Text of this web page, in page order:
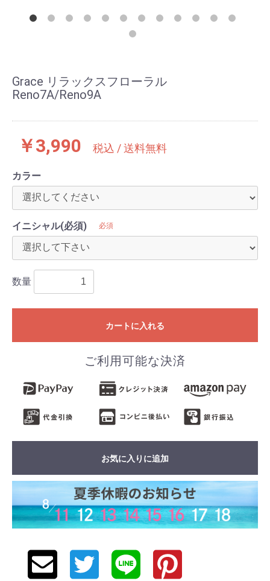
Grace リラックスフローラル
Reno7A/Reno9A
￥3,990 税込 / 送料無料
カラー
イニシャル(必須) 必須
数量
カートに入れる
ご利用可能な決済
お気に入りに追加